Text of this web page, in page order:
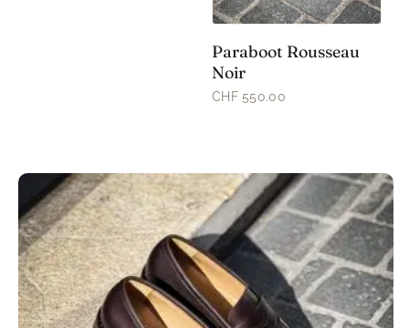
Paraboot Rousseau
Noir
CHF 550.00
Ce
produit
a
plusieurs
variations.
Les